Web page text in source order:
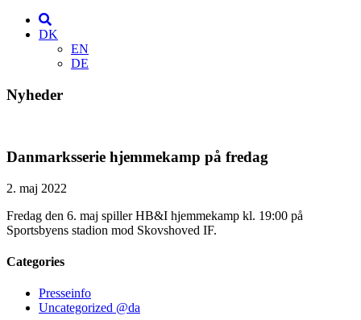
DK
EN
DE
Nyheder
Danmarksserie hjemmekamp på fredag
2. maj 2022
Fredag den 6. maj spiller HB&I hjemmekamp kl. 19:00 på
Sportsbyens stadion mod Skovshoved IF.
Categories
Presseinfo
Uncategorized @da